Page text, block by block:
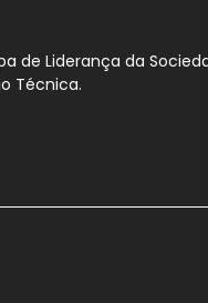
de Liderança da
Técnica.